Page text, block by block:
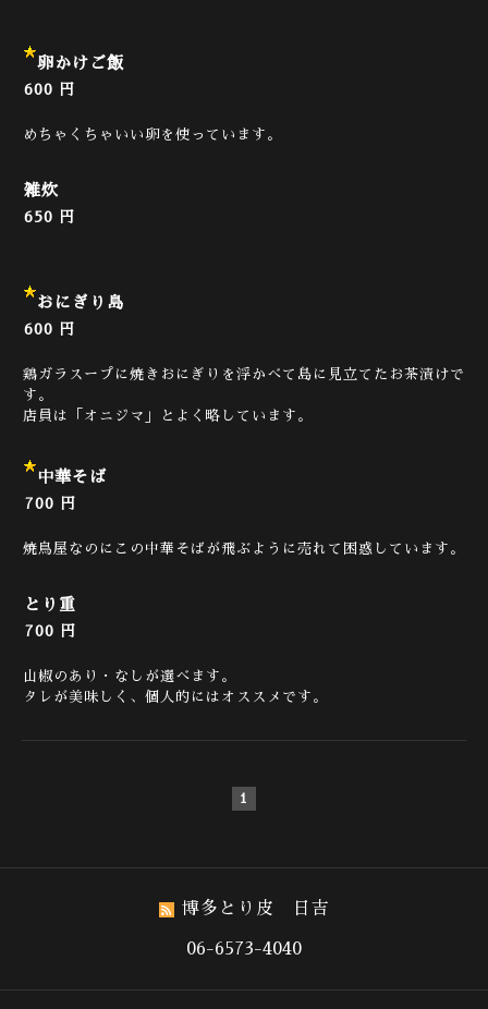
卵かけご飯
600 円
めちゃくちゃいい卵を使っています。
雑炊
650 円
おにぎり島
600 円
鶏ガラスープに焼きおにぎりを浮かべて島に見立てたお茶漬けで
す。
店員は「オニジマ」とよく略しています。
中華そば
700 円
焼鳥屋なのにこの中華そばが飛ぶように売れて困惑しています。
とり重
700 円
山椒のあり・なしが選べます。
タレが美味しく、個人的にはオススメです。
1
博多とり皮 日吉
06-6573-4040